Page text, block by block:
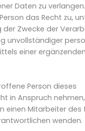
Daten zu
das Recht zu,
der Zwecke der
unvollständiger
einer
Person dieses
in Anspruch
einen Mitarbeiter des
wenden.